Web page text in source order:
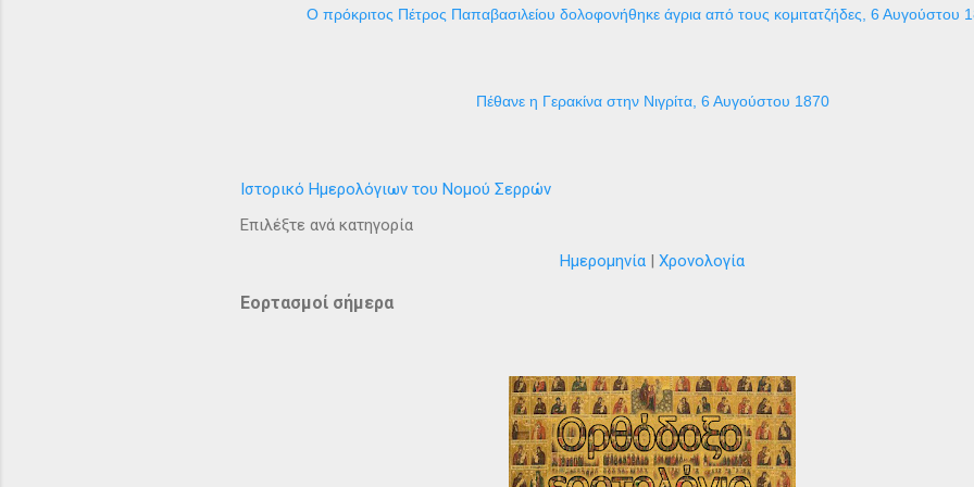
Ο πρόκριτος Πέτρος Παπαβασιλείου δολοφονήθηκε άγρια από τους κομιτατζήδες, 6 Αυγούστου
Πέθανε η Γερακίνα στην Νιγρίτα, 6 Αυγούστου 1870
Ιστορικό Ημερολόγιων του Νομού Σερρών
Επιλέξτε ανά κατηγορία
Ημερομηνία
Χρονολογία
Εορτασμοί σήμερα